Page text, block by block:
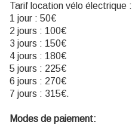
Tarif location vélo électrique :
1 jour : 50€
2 jours : 100€
3 jours : 150€
4 jours : 180€
5 jours : 225€
6 jours : 270€
7 jours : 315€.
Modes de paiement: